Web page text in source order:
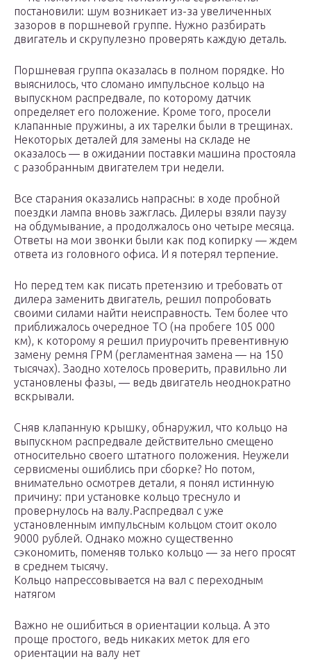
постановили: шум возникает из-за увеличенных
зазоров в поршневой группе. Нужно разбирать
двигатель и скрупулезно проверять каждую деталь.
Поршневая группа оказалась в полном порядке. Но
выяснилось, что сломано импульсное кольцо на
выпускном распредвале, по которому датчик
определяет его положение. Кроме того, просели
клапанные пружины, а их тарелки были в трещинах.
Некоторых деталей для замены на складе не
оказалось — в ожидании поставки машина простояла
с разобранным двигателем три недели.
Все старания оказались напрасны: в ходе пробной
поездки лампа вновь зажглась. Дилеры взяли паузу
на обдумывание, а продолжалось оно четыре месяца.
Ответы на мои звонки были как под копирку — ждем
ответа из головного офиса. И я потерял терпение.
Но перед тем как писать претензию и требовать от
дилера заменить двигатель, решил попробовать
своими силами найти неисправность. Тем более что
приближалось очередное ТО (на пробеге 105 000
км), к которому я решил приурочить превентивную
замену ремня ГРМ (регламентная замена — на 150
тысячах). Заодно хотелось проверить, правильно ли
установлены фазы, — ведь двигатель неоднократно
вскрывали.
Сняв клапанную крышку, обнаружил, что кольцо на
выпускном распредвале действительно смещено
относительно своего штатного положения. Неужели
сервисмены ошиблись при сборке? Но потом,
внимательно осмотрев детали, я понял истинную
причину: при установке кольцо треснуло и
провернулось на валу.Распредвал с уже
установленным импульсным кольцом стоит около
9000 рублей. Однако можно существенно
сэкономить, поменяв только кольцо — за него просят
в среднем тысячу.
Кольцо напрессовывается на вал с переходным
натягом
Важно не ошибиться в ориентации кольца. А это
проще простого, ведь никаких меток для его
ориентации на валу нет